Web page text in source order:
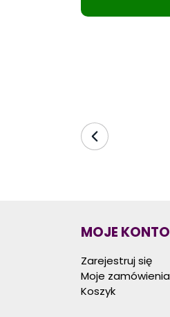
MOJE KONTO
Zarejestruj się
Moje zamówienia
Koszyk